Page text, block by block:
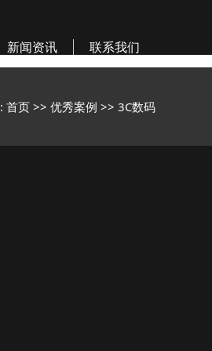
新闻资讯 联系我们
首页 >> 优秀案例 >> 3C数码